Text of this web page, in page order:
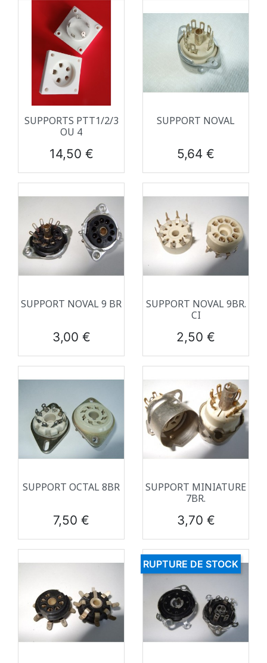
SUPPORTS PTT1/2/3
OU 4
Prix
14,50 €
SUPPORT NOVAL
Prix
5,64 €
SUPPORT NOVAL 9 BR
Prix
3,00 €
SUPPORT NOVAL 9BR.
CI
Prix
2,50 €
SUPPORT OCTAL 8BR
Prix
7,50 €
SUPPORT MINIATURE
7BR.
Prix
3,70 €
RUPTURE DE STOCK